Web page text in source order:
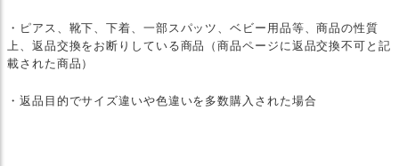
・ピアス、靴下、下着、一部スパッツ、ベビー用品等、商品の性質
上、返品交換をお断りしている商品（商品ページに返品交換不可と記
載された商品）
・返品目的でサイズ違いや色違いを多数購入された場合